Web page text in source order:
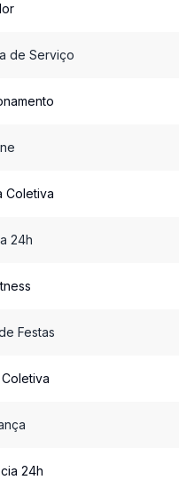
de Serviço
Coletiva
24h
Festas
24h